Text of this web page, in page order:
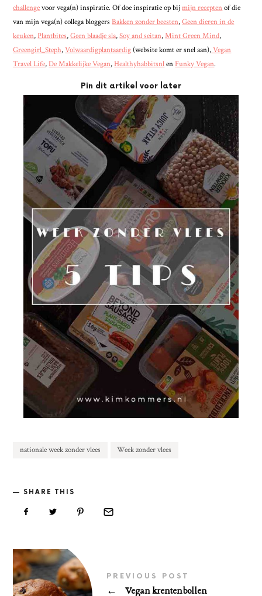
challengevoor vega(n) inspiratie. Of doe inspiratie op bijmijn receptenof die
van mijn vega(n) collega bloggersBakken zonder beesten,Geen dieren in de
keuken,Plantbites,Geen blaadje sla,Soy and seitan,Mint Green Mind,
Greengirl_Steph,Volwaardigplantaardig (website komt er snel aan),Vegan
Travel Life,De Makkelijke Vegan,HealthyhabbitsnlenFunky Vegan.
Pin dit artikel voor later
nationale week zonder vlees Week zonder vlees
SHARE THIS
PREVIOUS POST
← Vegan krentenbollen